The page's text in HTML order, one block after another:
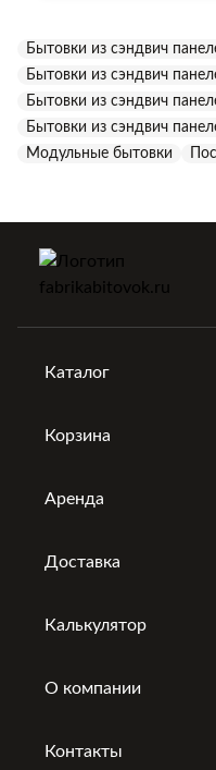
Бытовки без труда
однако при
утеплены.
Бытовки из сэндвич
Бытовки из сэндвич
Бытовки из сэндвич
Бытовки из сэндвич
Модульные бытовки
Каталог
Корзина
Аренда
Доставка
Калькулятор
О компании
Контакты